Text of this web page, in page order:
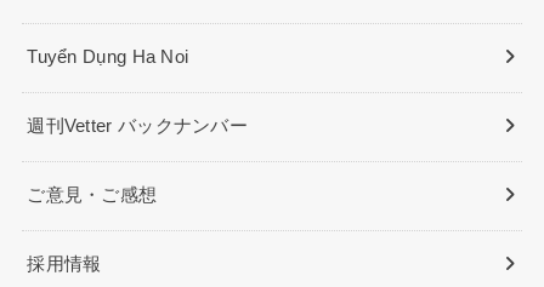
Tuyển Dụng Ha Noi
週刊Vetter バックナンバー
ご意見・ご感想
採用情報